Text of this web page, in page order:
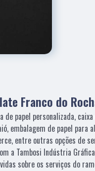
Franco do
de papel personalizada,
embalagem de papel para
entre outras opções de
a Tambosi Indústria
sobre os serviços do